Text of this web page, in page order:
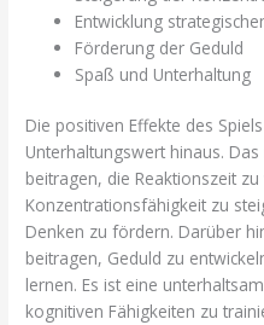
Entwicklung
Förderung der Geduld
Spaß und Unterhaltung
Die positiven Effekte des
Unterhaltungswert hinaus.
beitragen, die Reaktionszeit
Konzentrationsfähigkeit zu
Denken zu fördern. Darüber
beitragen, Geduld zu
lernen. Es ist eine
kognitiven Fähigkeiten zu